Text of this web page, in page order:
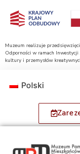
Muzeum realizuje
Odporności w ramach
kultury i przemysłów
Polski